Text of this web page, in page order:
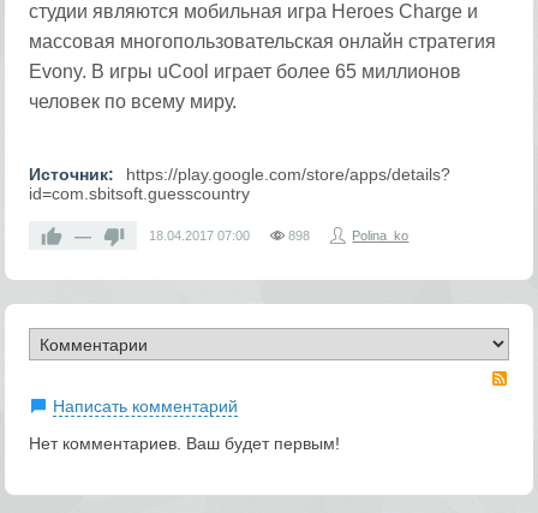
студии являются мобильная игра Heroes Charge и
массовая многопользовательская онлайн стратегия
Evony. В игры uCool играет более 65 миллионов
человек по всему миру.
Источник:
https://play.google.com/store/apps/details?
id=com.sbitsoft.guesscountry
— 18.04.2017 07:00 898 Polina_ko
Написать комментарий
Нет комментариев. Ваш будет первым!